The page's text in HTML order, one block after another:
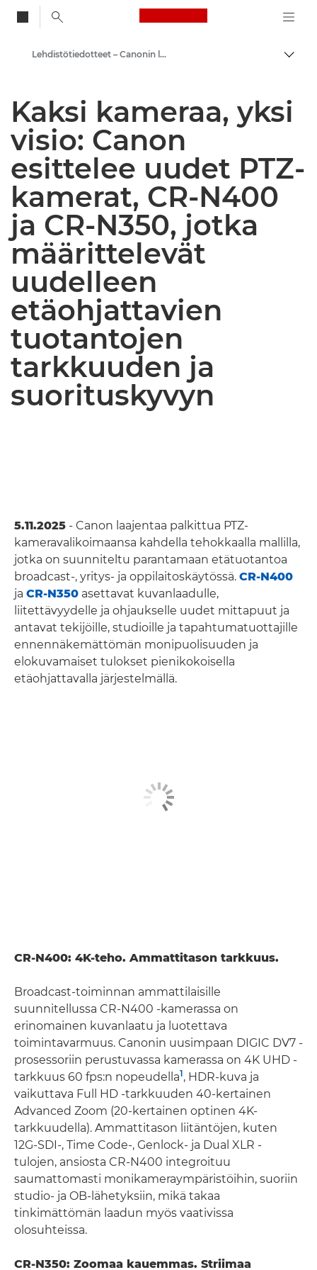
Canon Logo, back
Lehdistösivut
Lehdistötiedotteet – Canonin lehdistökeskus
Kaksi kameraa, yksi
visio: Canon
esittelee uudet PTZ-
kamerat, CR-N400
ja CR-N350, jotka
määrittelevät
uudelleen
etäohjattavien
tuotantojen
tarkkuuden ja
suorituskyvyn
5.11.2025 - Canon laajentaa palkittua PTZ-
kameravalikoimaansa kahdella tehokkaalla mallilla,
jotka on suunniteltu parantamaan etätuotantoa
broadcast-, yritys- ja oppilaitoskäytössä. CR-N400
ja CR-N350 asettavat kuvanlaadulle,
liitettävyydelle ja ohjaukselle uudet mittapuut ja
antavat tekijöille, studioille ja tapahtumatuottajille
ennennäkemättömän monipuolisuuden ja
elokuvamaiset tulokset pienikokoisella
etäohjattavalla järjestelmällä.
CR-N400: 4K-teho. Ammattitason tarkkuus.
Broadcast-toiminnan ammattilaisille
suunnitellussa CR-N400 -kamerassa on
erinomainen kuvanlaatu ja luotettava
toimintavarmuus. Canonin uusimpaan DIGIC DV7 -
prosessoriin perustuvassa kamerassa on 4K UHD -
tarkkuus 60 fps:n nopeudella1, HDR-kuva ja
vaikuttava Full HD -tarkkuuden 40-kertainen
Advanced Zoom (20-kertainen optinen 4K-
tarkkuudella). Ammattitason liitäntöjen, kuten
12G-SDI-, Time Code-, Genlock- ja Dual XLR -
tulojen, ansiosta CR-N400 integroituu
saumattomasti monikameraympäristöihin, suoriin
studio- ja OB-lähetyksiin, mikä takaa
tinkimättömän laadun myös vaativissa
olosuhteissa.
CR-N350: Zoomaa kauemmas. Striimaa